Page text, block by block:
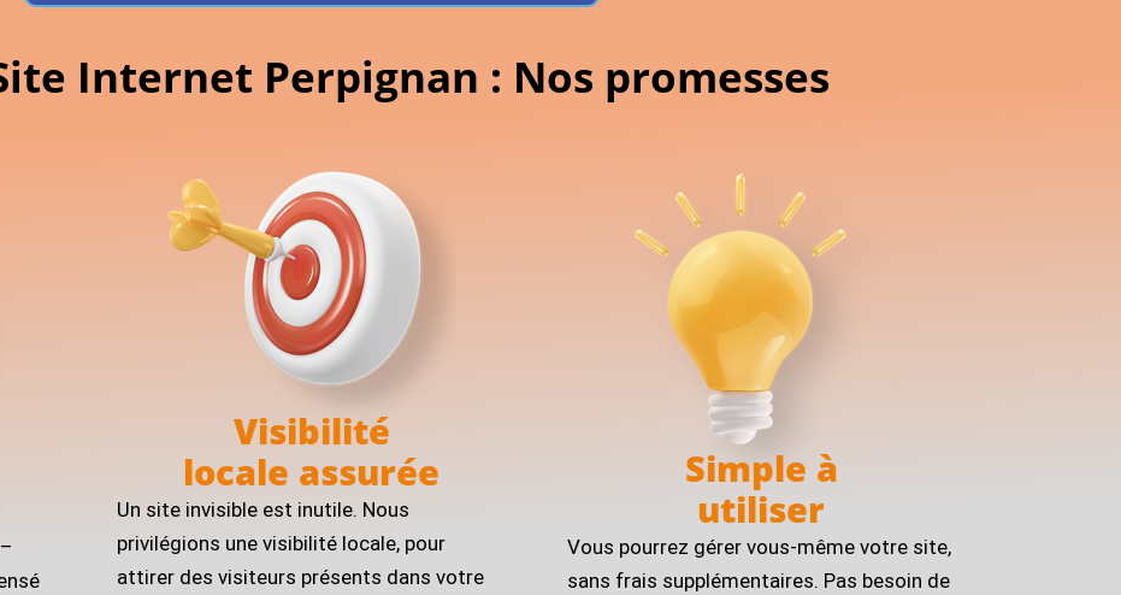
Internet Perpignan : Nos promesses
Visibilité
locale assurée
Un site invisible est inutile. Nous
privilégions une visibilité locale, pour
attirer des visiteurs présents dans votre
Simple à
utiliser
Vous pourrez gérer vous-même votre site,
sans frais supplémentaires. Pas besoin de